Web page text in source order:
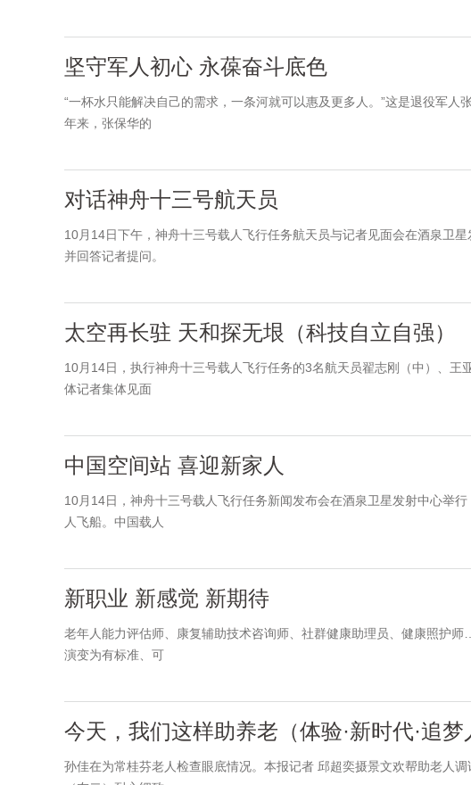
坚守军人初心 永葆奋斗底色
“一杯水只能解决自己的需求，一条河就可以惠及更多人。”这是退役军
年来，张保华的
对话神舟十三号航天员
10月14日下午，神舟十三号载人飞行任务航天员与记者见面会在酒泉卫
并回答记者提问。
太空再长驻 天和探无垠（科技自立自强）
10月14日，执行神舟十三号载人飞行任务的3名航天员翟志刚（中）、
体记者集体见面
中国空间站 喜迎新家人
10月14日，神舟十三号载人飞行任务新闻发布会在酒泉卫星发射中心举
人飞船。中国载人
新职业 新感觉 新期待
老年人能力评估师、康复辅助技术咨询师、社群健康助理员、健康照护
演变为有标准、可
今天，我们这样助养老（体验·新时代·追梦
孙佳在为常桂芬老人检查眼底情况。本报记者 邱超奕摄景文欢帮助老人